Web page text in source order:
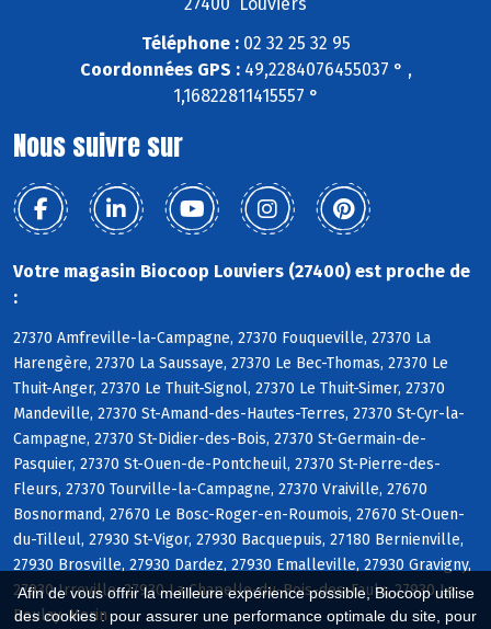
Afin de vous offrir la meilleure expérience possible, Biocoop utilise
des cookies : pour assurer une performance optimale du site, pour
Téléphone :02 32 25 32 95
Coordonnées GPS :49,2284076455037 ° ,
1,16822811415557 °
Nous suivre sur
Votre magasin Biocoop Louviers (27400) est proche de
:
27370 Amfreville-la-Campagne, 27370 Fouqueville, 27370 La
Harengère, 27370 La Saussaye, 27370 Le Bec-Thomas, 27370 Le
Thuit-Anger, 27370 Le Thuit-Signol, 27370 Le Thuit-Simer, 27370
Mandeville, 27370 St-Amand-des-Hautes-Terres, 27370 St-Cyr-la-
Campagne, 27370 St-Didier-des-Bois, 27370 St-Germain-de-
Pasquier, 27370 St-Ouen-de-Pontcheuil, 27370 St-Pierre-des-
Fleurs, 27370 Tourville-la-Campagne, 27370 Vraiville, 27670
Bosnormand, 27670 Le Bosc-Roger-en-Roumois, 27670 St-Ouen-
du-Tilleul, 27930 St-Vigor, 27930 Bacquepuis, 27180 Bernienville,
27930 Brosville, 27930 Dardez, 27930 Emalleville, 27930 Gravigny,
27930 Irreville, 27930 La Chapelle-du-Bois-des-Faulx, 27930 Le
Boulay-Morin